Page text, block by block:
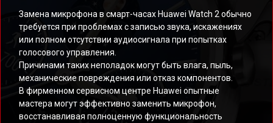
Замена микрофона в смарт-часах Huawei Watch 2 обычно
требуется при проблемах с записью звука, искажениях
или полном отсутствии аудиосигнала при попытках
голосового управления.
Причинами таких неполадок могут быть влага, пыль,
механические повреждения или отказ компонентов.
В фирменном сервисном центре Huawei опытные
мастера могут эффективно заменить микрофон,
восстанавливая полноценную функциональность